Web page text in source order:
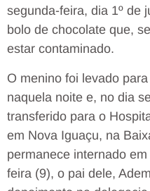
segunda-feira, dia 1º de
bolo de chocolate que,
estar contaminado.
O menino foi levado
naquela noite e, no dia
transferido para o
em Nova Iguaçu, na
permanece internado
feira (9), o pai dele,